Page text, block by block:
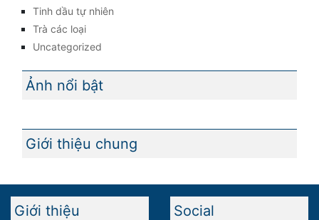
Tinh dầu tự nhiên
Trà các loại
Uncategorized
Ảnh nổi bật
Giới thiệu chung
Giới thiệu Social